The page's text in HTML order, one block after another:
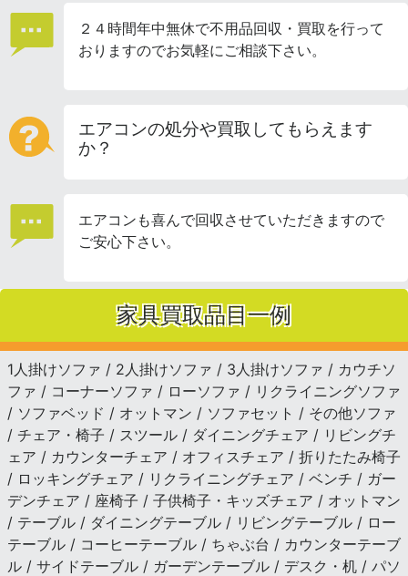
２４時間年中無休で不用品回収・買取を行って
おりますのでお気軽にご相談下さい。
エアコンの処分や買取してもらえます
か？
エアコンも喜んで回収させていただきますので
ご安心下さい。
家具買取品目一例
1人掛けソファ / 2人掛けソファ / 3人掛けソファ / カウチソ
ファ / コーナーソファ / ローソファ / リクライニングソファ
/ ソファベッド / オットマン / ソファセット / その他ソファ
/ チェア・椅子 / スツール / ダイニングチェア / リビングチ
ェア / カウンターチェア / オフィスチェア / 折りたたみ椅子
/ ロッキングチェア / リクライニングチェア / ベンチ / ガー
デンチェア / 座椅子 / 子供椅子・キッズチェア / オットマン
/ テーブル / ダイニングテーブル / リビングテーブル / ロー
テーブル / コーヒーテーブル / ちゃぶ台 / カウンターテーブ
ル / サイドテーブル / ガーデンテーブル / デスク・机 / パソ